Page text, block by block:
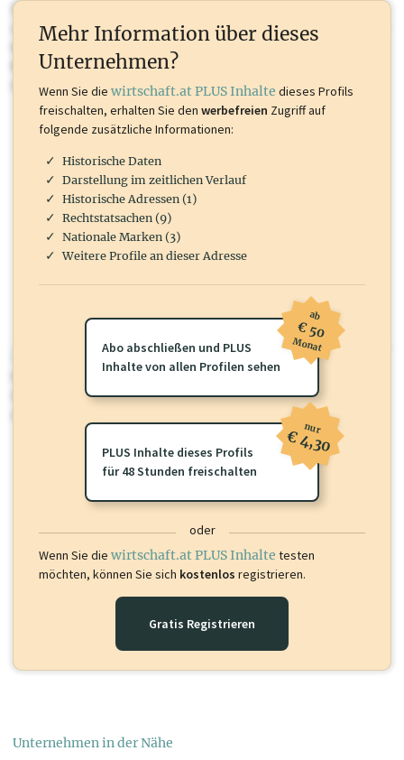
Sie momentan nicht einsehen können. Schalten Sie dieses Profil frei
oder loggen Sie sich ein um diese Inhalte zu sehen. wirtschaft.at PLUS
Marken, Patente, Rechtstatsachen, OTS-Aussendungen, und viele
mehr.
wirtschaft.at PLUS
Für dieses Profil gibt es zusätzlichewirtschaft.at PLUS Inhalte
Sie momentan nicht einsehen können. Schalten Sie dieses Profil frei
oder loggen Sie sich ein um diese Inhalte zu sehen.
Mehr Information über dieses
Unternehmen?
Wenn Sie die wirtschaft.at PLUS Inhalte dieses Profils
freischalten, erhalten Sie den werbefreien Zugriff auf
folgende zusätzliche Informationen:
Historische Daten
Darstellung im zeitlichen Verlauf
Historische Adressen (1)
Rechtstatsachen (9)
Nationale Marken (3)
Weitere Profile an dieser Adresse
Abo abschließen und PLUS
Inhalte von allen Profilen sehen
ab
€ 50
Monat
PLUS Inhalte dieses Profils
für 48 Stunden freischalten
nur
€ 4,30
oder
Wenn Sie die wirtschaft.at PLUS Inhalte testen
möchten, können Sie sich kostenlos registrieren.
Gratis Registrieren
Unternehmen in der Nähe